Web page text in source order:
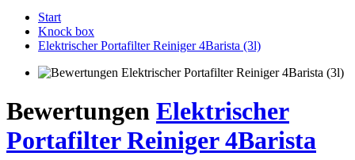
Start
Knock box
Elektrischer Portafilter Reiniger 4Barista (3l)
Bewertungen Elektrischer
Portafilter Reiniger 4Barista